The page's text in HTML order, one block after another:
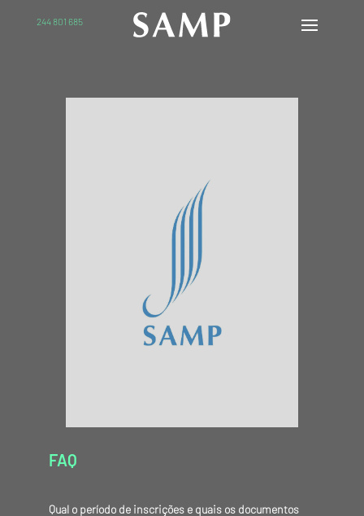
244 801 685
FAQ
Qual o período de inscrições e quais os documentos